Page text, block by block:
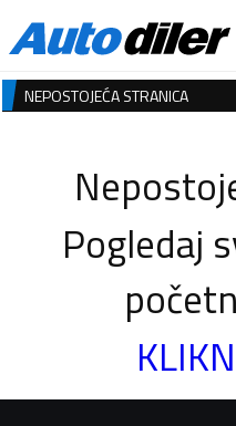
NEPOSTOJEĆA STRANICA
Pogledaj